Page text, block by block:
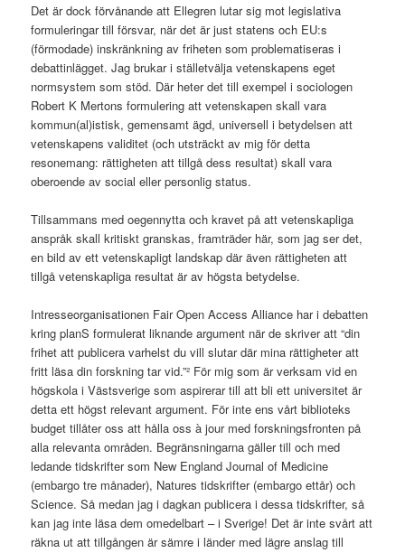
Det är dock förvånande att Ellegren lutar sig mot legislativa
formuleringar till försvar, när det är just statens och EU:s
(förmodade) inskränkning av friheten som problematiseras i
debattinlägget. Jag brukar i ställetvälja vetenskapens eget
normsystem som stöd. Där heter det till exempel i sociologen
Robert K Mertons formulering att vetenskapen skall vara
kommun(al)istisk, gemensamt ägd, universell i betydelsen att
vetenskapens validitet (och utsträckt av mig för detta
resonemang: rättigheten att tillgå dess resultat) skall vara
oberoende av social eller personlig status.
Tillsammans med oegennytta och kravet på att vetenskapliga
anspråk skall kritiskt granskas, framträder här, som jag ser det,
en bild av ett vetenskapligt landskap där även rättigheten att
tillgå vetenskapliga resultat är av högsta betydelse.
Intresseorganisationen Fair Open Access Alliance har i debatten
kring planS formulerat liknande argument när de skriver att “din
frihet att publicera varhelst du vill slutar där mina rättigheter att
fritt läsa din forskning tar vid.”² För mig som är verksam vid en
högskola i Västsverige som aspirerar till att bli ett universitet är
detta ett högst relevant argument. För inte ens vårt biblioteks
budget tillåter oss att hålla oss à jour med forskningsfronten på
alla relevanta områden. Begränsningarna gäller till och med
ledande tidskrifter som New England Journal of Medicine
(embargo tre månader), Natures tidskrifter (embargo ettår) och
Science. Så medan jag i dagkan publicera i dessa tidskrifter, så
kan jag inte läsa dem omedelbart – i Sverige! Det är inte svårt att
räkna ut att tillgången är sämre i länder med lägre anslag till